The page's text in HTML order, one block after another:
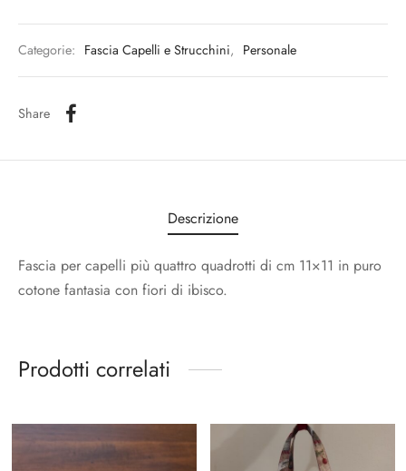
Categorie: Fascia Capelli e Strucchini, Personale
Share
Descrizione
Fascia per capelli più quattro quadrotti di cm 11×11 in puro
cotone fantasia con fiori di ibisco.
Prodotti correlati